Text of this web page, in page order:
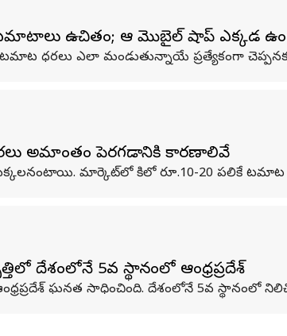
టమాటాలు ఉచితం; ఆ మొబైల్ షాప్ ఎక్కడ
ధరలు ఎలా మండుతున్నాయే ప్రత్యేకంగా
అమాంతం పెరగడానికి కారణాలివే
మార్కెట్‌లో కిలో రూ.10-20 పలికే
దేశంలోనే 5వ స్థానంలో ఆంధ్రప్రదేశ్
ఘనత సాధించింది. దేశంలోనే 5వ స్థానంలో